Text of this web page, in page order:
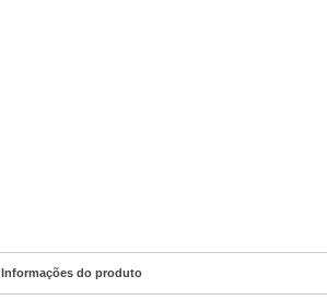
Informações do produto